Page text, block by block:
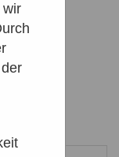
wir